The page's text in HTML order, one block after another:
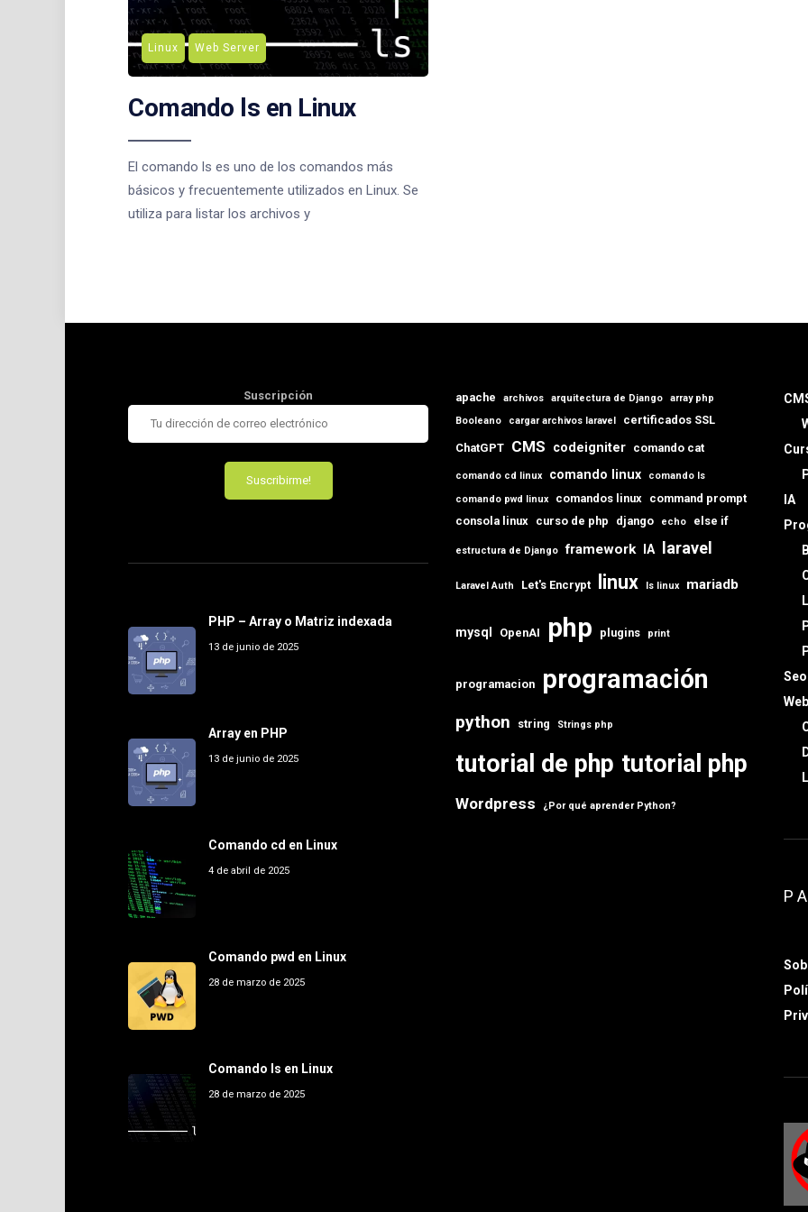
Linux Web Server
Comando ls en Linux
El comando ls es uno de los comandos más
básicos y frecuentemente utilizados en Linux. Se
utiliza para listar los archivos y
Suscripción
PHP – Array o Matriz indexada
13 de junio de 2025
Array en PHP
13 de junio de 2025
Comando cd en Linux
4 de abril de 2025
Comando pwd en Linux
28 de marzo de 2025
Comando ls en Linux
28 de marzo de 2025
apache archivos arquitectura de Django
array php
Booleano
cargar archivos laravel certificados SSL
ChatGPT CMS codeigniter comando cat
comando cd linux comando linux
comando ls
comando pwd linux
comandos linux command prompt
consola linux curso de php django echo else if
estructura de Django framework IA laravel
Laravel Auth Let's Encrypt linux ls linux mariadb
mysql OpenAI php plugins print
programacion programación
python string Strings php
tutorial de php tutorial php
Wordpress ¿Por qué aprender Python?
IA
Seo